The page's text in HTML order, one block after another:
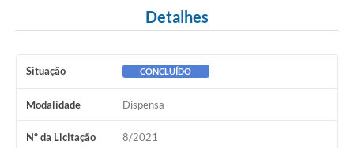
Detalhes
Situação CONCLUÍDO
Modalidade Dispensa
Nº da Licitação 8/2021